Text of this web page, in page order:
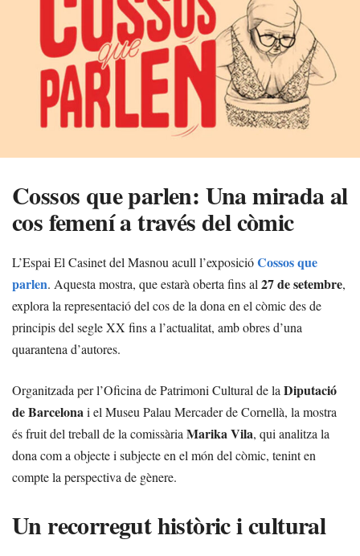
Cossos que parlen: Una mirada al
cos femení a través del còmic
L’Espai El Casinet del Masnou acull l’exposicióCossos que
parlen. Aquesta mostra, que estarà oberta fins al 27 de setembre,
explora la representació del cos de la dona en el còmic des de
principis del segle XX fins a l’actualitat, amb obres d’una
quarantena d’autores.
Organitzada per l’Oficina de Patrimoni Cultural de la Diputació
de Barcelonai el Museu Palau Mercader de Cornellà, la mostra
és fruit del treball de la comissària Marika Vila, qui analitza la
dona com a objecte i subjecte en el món del còmic, tenint en
compte la perspectiva de gènere.
Un recorregut històric i cultural